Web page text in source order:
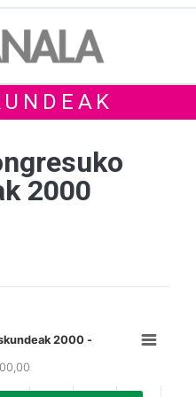
2000
2000 -